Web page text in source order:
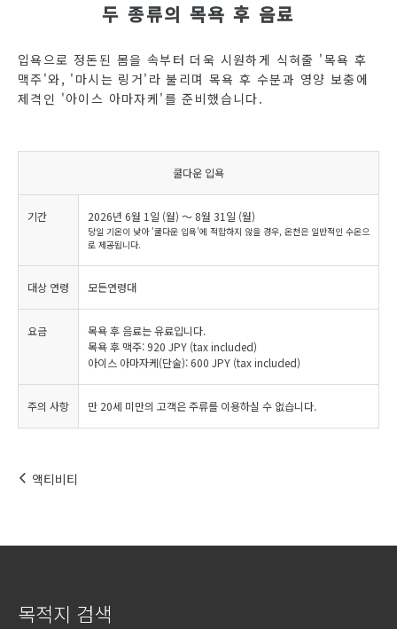
두 종류의 목욕 후 음료
입욕으로 정돈된 몸을 속부터 더욱 시원하게 식혀줄 '목욕 후
맥주'와, '마시는 링거'라 불리며 목욕 후 수분과 영양 보충에
제격인 '아이스 아마자케'를 준비했습니다.
쿨다운 입욕
기간 2026년 6월 1일 (월) ～ 8월 31일 (월)
당일 기온이 낮아 '쿨다운 입욕'에 적합하지 않을 경우, 온천은 일반적인 수온으
로 제공됩니다.
대상 연령 모든연령대
요금
목욕 후 음료는 유료입니다.
목욕 후 맥주: 920 JPY (tax included)
아이스 아마자케(단술): 600 JPY (tax included)
주의 사항 만 20세 미만의 고객은 주류를 이용하실 수 없습니다.
액티비티
목적지 검색